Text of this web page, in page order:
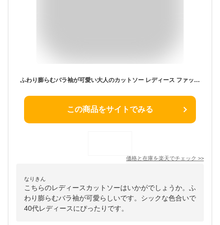
ふわり膨らむバラ袖が可愛い大人のカットソー レディース ファッション トップス カットソー Tシャツ プルオーバー 紫 大人可愛い 40代 レディースファッション 50代女性 ファッション 60代 ミセスファッション サワアラモード sawaalamode otona
この商品をサイトでみる
価格と在庫を楽天でチェック >>
なりきん
こちらのレディースカットソーはいかがでしょうか。ふ
わり膨らむバラ袖が可愛らしいです。シックな色合いで
40代レディースにぴったりです。